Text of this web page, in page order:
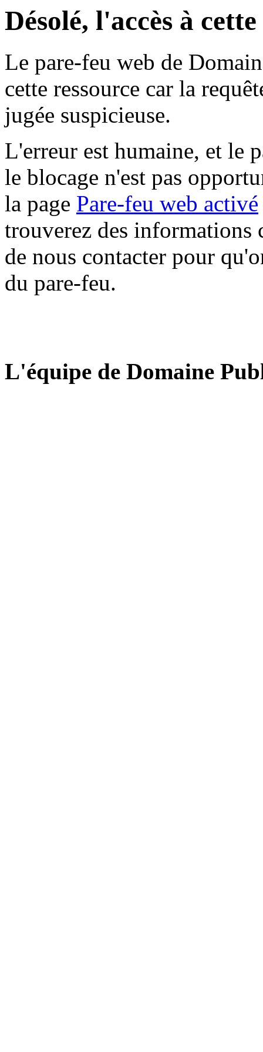
Désolé, l'accès à
Le pare-feu web de
cette ressource car la
jugée suspicieuse.
L'erreur est humaine, et le
le blocage n'est pas
la page Pare-feu web activé
trouverez des informations
de nous contacter pour
du pare-feu.
L'équipe de Domaine